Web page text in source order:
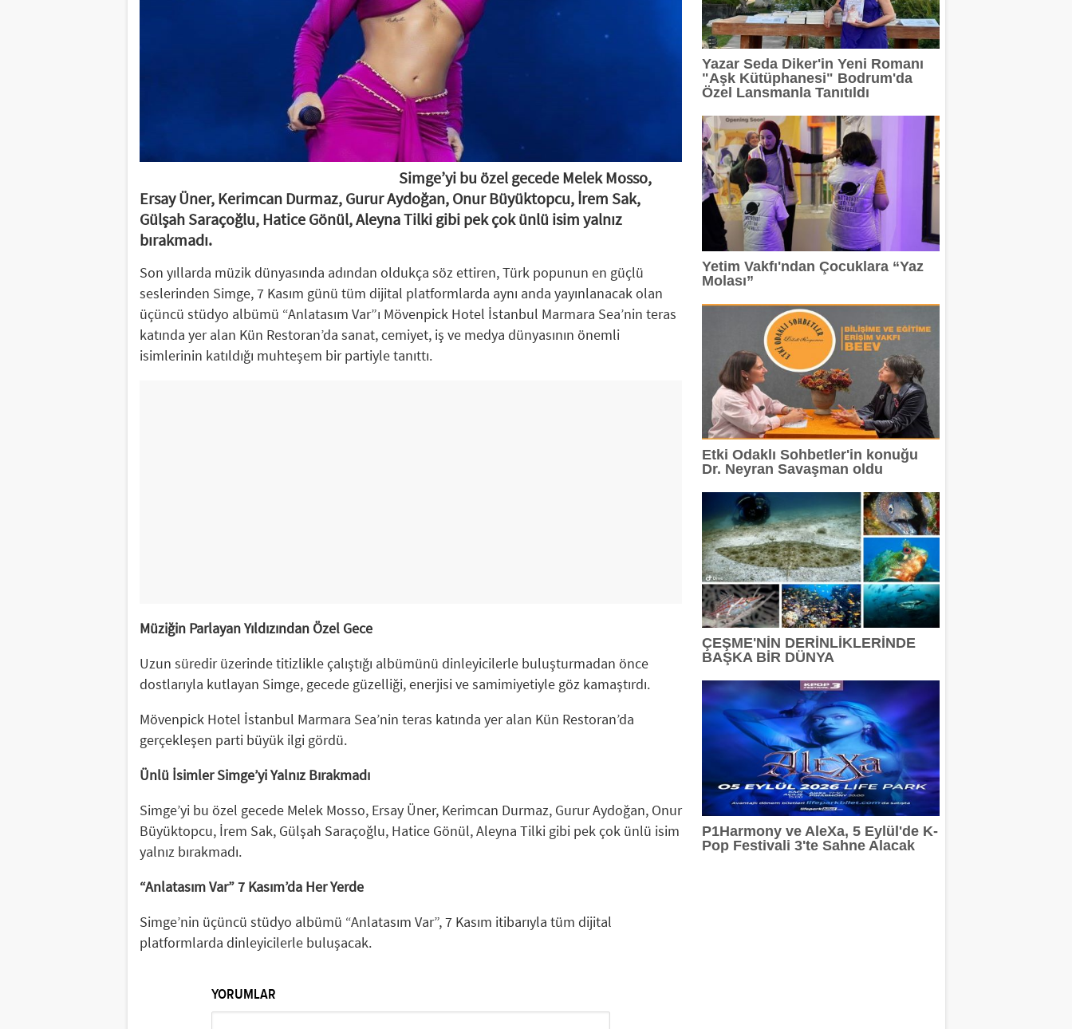
15:13: TGC 2026 Sedat Simavi Ödülleri'ne başvurular devam ediyor
13:36 : Tasarım, teknoloji ve profesyonel etkileşim Geberit Info Showroom'da buluştu
13:27
12:23 : Ünlü tasarımcı Ross Lovegrove, FDI İstanbul'da tasarımın geleceğini anlatacak
12:07: Saç bakımında kişiselleşme dönemi
11:34: PASHA Bank aktiflerini yüzde 16,1 büyüterek 17,2 milyar TL'ye taşıdı
11:33: VARTA, Merrell İstanbul Ultra'nın Ana Sponsorları Arasında
Simge’yi bu özel gecede Melek Mosso,
Ersay Üner, Kerimcan Durmaz, Gurur Aydoğan, Onur Büyüktopcu, İrem Sak,
Gülşah Saraçoğlu, Hatice Gönül, Aleyna Tilki gibi pek çok ünlü isim yalnız
bırakmadı.
Son yıllarda müzik dünyasında adından oldukça söz ettiren, Türk popunun en güçlü
seslerinden Simge, 7 Kasım günü tüm dijital platformlarda aynı anda yayınlanacak olan
üçüncü stüdyo albümü “Anlatasım Var”ı Mövenpick Hotel İstanbul Marmara Sea’nin teras
katında yer alan Kün Restoran’da sanat, cemiyet, iş ve medya dünyasının önemli
isimlerinin katıldığı muhteşem bir partiyle tanıttı.
Müziğin Parlayan Yıldızından Özel Gece
Uzun süredir üzerinde titizlikle çalıştığı albümünü dinleyicilerle buluşturmadan önce
dostlarıyla kutlayan Simge, gecede güzelliği, enerjisi ve samimiyetiyle göz kamaştırdı.
Mövenpick Hotel İstanbul Marmara Sea’nin teras katında yer alan Kün Restoran’da
gerçekleşen parti büyük ilgi gördü.
Ünlü İsimler Simge’yi Yalnız Bırakmadı
Simge’yi bu özel gecede Melek Mosso, Ersay Üner, Kerimcan Durmaz, Gurur Aydoğan, Onur
Büyüktopcu, İrem Sak, Gülşah Saraçoğlu, Hatice Gönül, Aleyna Tilki gibi pek çok ünlü isim
yalnız bırakmadı.
“Anlatasım Var” 7 Kasım’da Her Yerde
Simge’nin üçüncü stüdyo albümü “Anlatasım Var”, 7 Kasım itibarıyla tüm dijital
platformlarda dinleyicilerle buluşacak.
YORUMLAR
Yazar Seda Diker'in Yeni Romanı
"Aşk Kütüphanesi" Bodrum'da
Özel Lansmanla Tanıtıldı
Yetim Vakfı'ndan Çocuklara “Yaz
Molası”
Etki Odaklı Sohbetler'in konuğu
Dr. Neyran Savaşman oldu
ÇEŞME'NİN DERİNLİKLERİNDE
BAŞKA BİR DÜNYA
P1Harmony ve AleXa, 5 Eylül'de K-
Pop Festivali 3'te Sahne Alacak